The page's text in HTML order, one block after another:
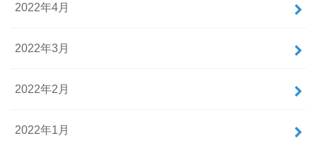
2022年4月
2022年3月
2022年2月
2022年1月